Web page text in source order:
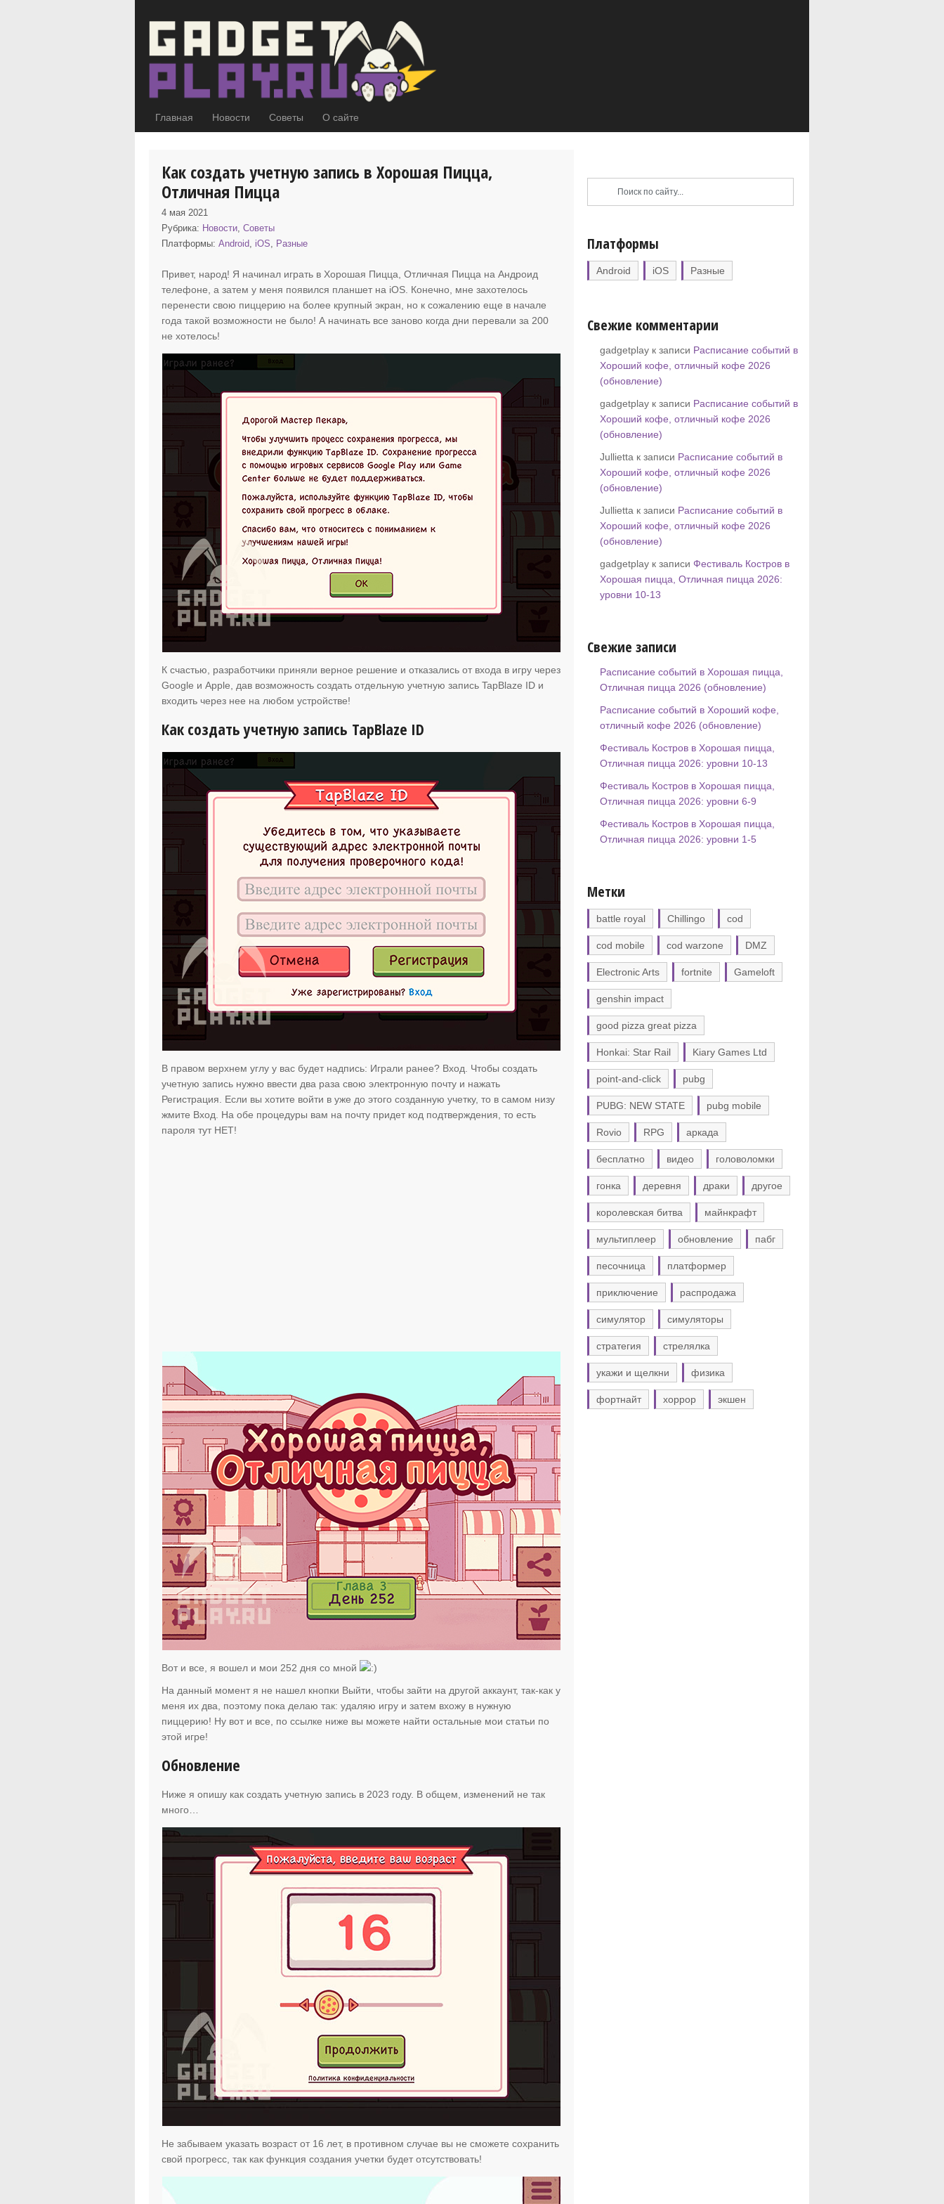
Главная Новости Советы О сайте
Как создать учетную запись в Хорошая Пицца,
Отличная Пицца
4 мая 2021
Рубрика: Новости,Советы
Платформы:Android, iOS, Разные
Привет, народ! Я начинал играть в Хорошая Пицца, Отличная Пицца на Андроид
телефоне, а затем у меня появился планшет на iOS. Конечно, мне захотелось
перенести свою пиццерию на более крупный экран, но к сожалению еще в начале
года такой возможности не было! А начинать все заново когда дни перевали за 200
не хотелось!
К счастью, разработчики приняли верное решение и отказались от входа в игру через
Google и Apple, дав возможность создать отдельную учетную запись TapBlaze ID и
входить через нее на любом устройстве!
Как создать учетную запись TapBlaze ID
В правом верхнем углу у вас будет надпись: Играли ранее? Вход. Чтобы создать
учетную запись нужно ввести два раза свою электронную почту и нажать
Регистрация. Если вы хотите войти в уже до этого созданную учетку, то в самом низу
жмите Вход. На обе процедуры вам на почту придет код подтверждения, то есть
пароля тут НЕТ!
Вот и все, я вошел и мои 252 дня со мной
На данный момент я не нашел кнопки Выйти, чтобы зайти на другой аккаунт, так-как у
меня их два, поэтому пока делаю так: удаляю игру и затем вхожу в нужную
пиццерию! Ну вот и все, по ссылке ниже вы можете найти остальные мои статьи по
этой игре!
Обновление
Ниже я опишу как создать учетную запись в 2023 году. В общем, изменений не так
много…
Не забываем указать возраст от 16 лет, в противном случае вы не сможете сохранить
свой прогресс, так как функция создания учетки будет отсутствовать!
Платформы
Android iOS Разные
Свежие комментарии
gadgetplay к записи Расписание событий в
Хороший кофе, отличный кофе 2026
(обновление)
gadgetplay к записи Расписание событий в
Хороший кофе, отличный кофе 2026
(обновление)
Jullietta к записи Расписание событий в
Хороший кофе, отличный кофе 2026
(обновление)
Jullietta к записи Расписание событий в
Хороший кофе, отличный кофе 2026
(обновление)
gadgetplay к записи Фестиваль Костров в
Хорошая пицца, Отличная пицца 2026:
уровни 10-13
Свежие записи
Расписание событий в Хорошая пицца,
Отличная пицца 2026 (обновление)
Расписание событий в Хороший кофе,
отличный кофе 2026 (обновление)
Фестиваль Костров в Хорошая пицца,
Отличная пицца 2026: уровни 10-13
Фестиваль Костров в Хорошая пицца,
Отличная пицца 2026: уровни 6-9
Фестиваль Костров в Хорошая пицца,
Отличная пицца 2026: уровни 1-5
Метки
battle royal Chillingo cod
cod mobile cod warzone DMZ
Electronic Arts fortnite Gameloft
genshin impact
good pizza great pizza
Honkai: Star Rail Kiary Games Ltd
point-and-click pubg
PUBG: NEW STATE pubg mobile
Rovio RPG аркада
бесплатно видео головоломки
гонка деревня драки другое
королевская битва майнкрафт
мультиплеер обновление пабг
песочница платформер
приключение распродажа
симулятор симуляторы
стратегия стрелялка
укажи и щелкни физика
фортнайт хоррор экшен